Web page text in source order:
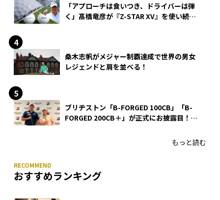
「アプローチは食いつき、ドライバーは弾
く」髙橋竜彦が『Z-STAR XV』を使い続け
桑木志帆がメジャー制覇達成で世界の男女
レジェンドと肩を並べる！
ブリヂストン「B-FORGED 100CB」「B-
FORGED 200CB＋」が正式にお披露目！
もっと読む
おすすめランキング